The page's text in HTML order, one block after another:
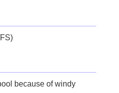
because of windy